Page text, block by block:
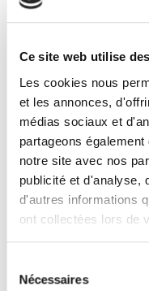
Ce site web utilise
Les cookies nous
et les annonces,
médias sociaux et
partageons
notre site avec nos
publicité et d'analyse,
d'autres informations
ont collectées lors de
Nécessaires
Chauffage collectif et
Label qualité station
Numéro
73257002953DP
Où se situe
+